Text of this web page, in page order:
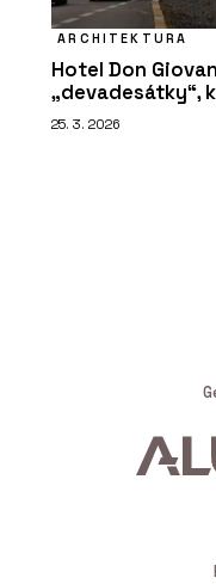
ARCHITEKTURA
Hotel Don
„devadesátky“,
25. 3. 2026